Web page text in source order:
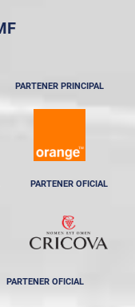
PARTENER PRINCIPAL
PARTENER OFICIAL
PARTENER OFICIAL